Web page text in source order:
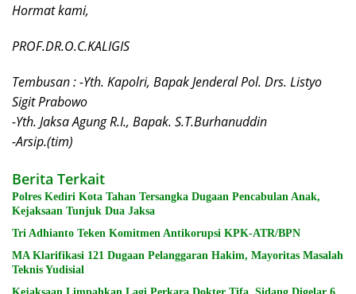
Hormat kami,
PROF.DR.O.C.KALIGIS
Tembusan : -Yth. Kapolri, Bapak Jenderal Pol. Drs. Listyo
Sigit Prabowo
-Yth. Jaksa Agung R.I., Bapak. S.T.Burhanuddin
-Arsip.(tim)
Berita Terkait
Polres Kediri Kota Tahan Tersangka Dugaan Pencabulan Anak,
Kejaksaan Tunjuk Dua Jaksa
Tri Adhianto Teken Komitmen Antikorupsi KPK-ATR/BPN
MA Klarifikasi 121 Dugaan Pelanggaran Hakim, Mayoritas Masalah
Teknis Yudisial